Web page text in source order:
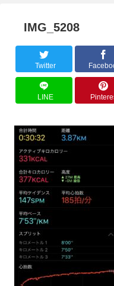
IMG_5208
Twitter
LINE